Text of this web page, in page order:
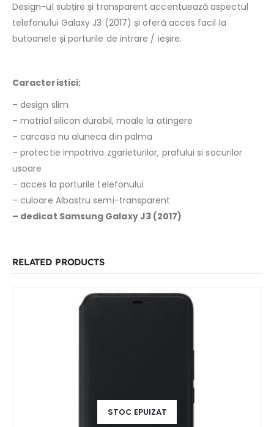
Design-ul subțire și transparent accentuează aspectul
telefonului Galaxy J3 (2017) și oferă acces facil la
butoanele și porturile de intrare / ieșire.
Caracteristici:
– design slim
– matrial silicon durabil, moale la atingere
– carcasa nu aluneca din palma
– protectie impotriva zgarieturilor, prafului si socurilor
usoare
– acces la porturile telefonului
– culoare Albastru semi-transparent
– dedicat Samsung Galaxy J3 (2017)
RELATED PRODUCTS
STOC EPUIZAT